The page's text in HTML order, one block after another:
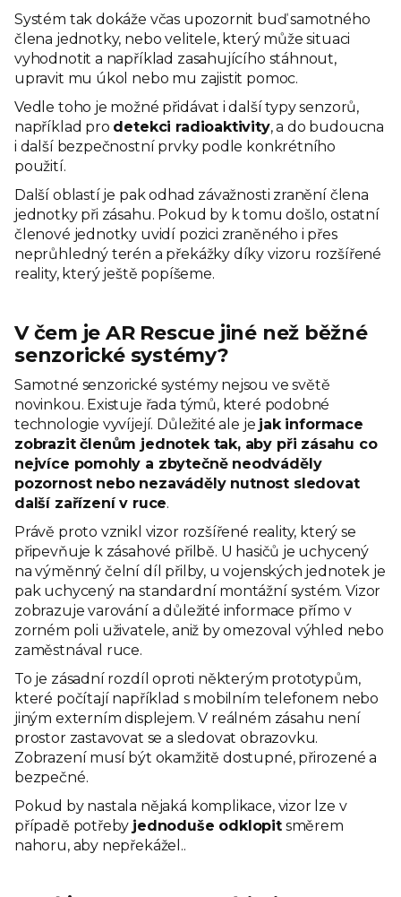
Systém tak dokáže včas upozornit buď samotného
člena jednotky, nebo velitele, který může situaci
vyhodnotit a například zasahujícího stáhnout,
upravit mu úkol nebo mu zajistit pomoc.
Vedle toho je možné přidávat i další typy senzorů,
například pro detekci radioaktivity, a do budoucna
i další bezpečnostní prvky podle konkrétního
použití.
Další oblastí je pak odhad závažnosti zranění člena
jednotky při zásahu. Pokud by k tomu došlo, ostatní
členové jednotky uvidí pozici zraněného i přes
neprůhledný terén a překážky díky vizoru rozšířené
reality, který ještě popíšeme.
V čem je AR Rescue jiné než běžné
senzorické systémy?
Samotné senzorické systémy nejsou ve světě
novinkou. Existuje řada týmů, které podobné
technologie vyvíjejí. Důležité ale je jak informace
zobrazit členům jednotek tak, aby při zásahu co
nejvíce pomohly a zbytečně neodváděly
pozornost nebo nezaváděly nutnost sledovat
další zařízení v ruce.
Právě proto vznikl vizor rozšířené reality, který se
připevňuje k zásahové přilbě. U hasičů je uchycený
na výměnný čelní díl přilby, u vojenských jednotek je
pak uchycený na standardní montážní systém. Vizor
zobrazuje varování a důležité informace přímo v
zorném poli uživatele, aniž by omezoval výhled nebo
zaměstnával ruce.
To je zásadní rozdíl oproti některým prototypům,
které počítají například s mobilním telefonem nebo
jiným externím displejem. V reálném zásahu není
prostor zastavovat se a sledovat obrazovku.
Zobrazení musí být okamžitě dostupné, přirozené a
bezpečné.
Pokud by nastala nějaká komplikace, vizor lze v
případě potřeby jednoduše odklopitsměrem
nahoru, aby nepřekážel..